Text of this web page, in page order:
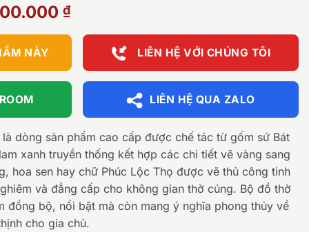
₫.
₫Giá
tại
24.700.000 ₫.
NÀY LIÊN HỆ VỚI CHÚNG TÔI
LIÊN HỆ QUA ZALO
dòng sản phẩm cao cấp được chế tác từ gốm sứ Bát
xanh truyền thống kết hợp các chi tiết vẽ vàng sang
hoa sen hay chữ Phúc Lộc Thọ được vẽ thủ công tinh
và đẳng cấp cho không gian thờ cúng. Bộ đồ thờ
đồng bộ, nổi bật mà còn mang ý nghĩa phong thủy về
cho gia chủ.